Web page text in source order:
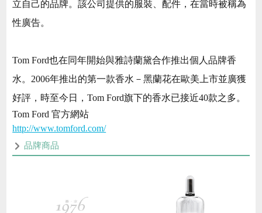
立自己的品牌。該公司提供的服裝、配件，在當時被稱為
性廣告。
Tom Ford也在同年開始與雅詩蘭黛合作推出個人品牌香
水。2006年推出的第一款香水－黑蘭花在歐美上市並廣獲
好評，時至今日，Tom Ford旗下的香水已接近40款之多。
Tom Ford 官方網站
http://www.tomford.com/
品牌商品